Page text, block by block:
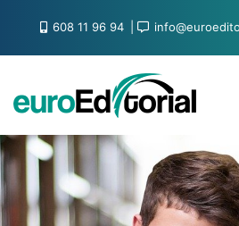
608 11 96 94